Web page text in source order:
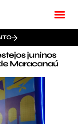
juninos
Maracanaú